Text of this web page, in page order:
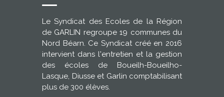
Le Syndicat des Ecoles de la Région
de GARLIN regroupe 19 communes du
Nord Béarn. Ce Syndicat créé en 2016
intervient dans l'entretien et la gestion
des écoles de Boueilh-Boueilho-
Lasque, Diusse et Garlin comptabilisant
plus de 300 élèves.